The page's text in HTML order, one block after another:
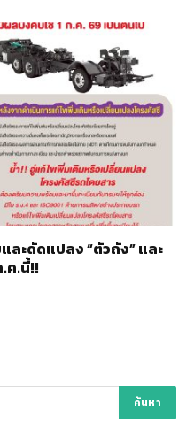
ละดัดแปลง “ตัวถัง” และ
.ค.นี้!!